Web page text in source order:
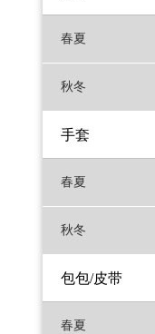
春夏
秋冬
手套
春夏
秋冬
包包/皮带
春夏